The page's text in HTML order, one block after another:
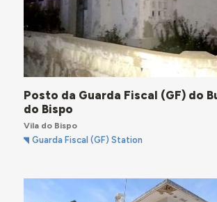
Posto da Guarda Fiscal (GF) do
do Bispo
Vila do Bispo
Guarda Fiscal (GF) Station